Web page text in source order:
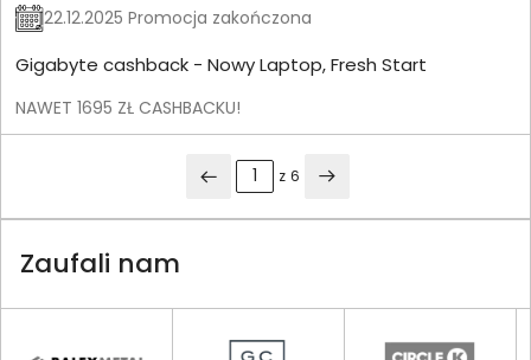
22.12.2025 Promocja zakończona
Gigabyte cashback - Nowy Laptop, Fresh Start
NAWET 1695 ZŁ CASHBACKU!
z 6
Zaufali nam